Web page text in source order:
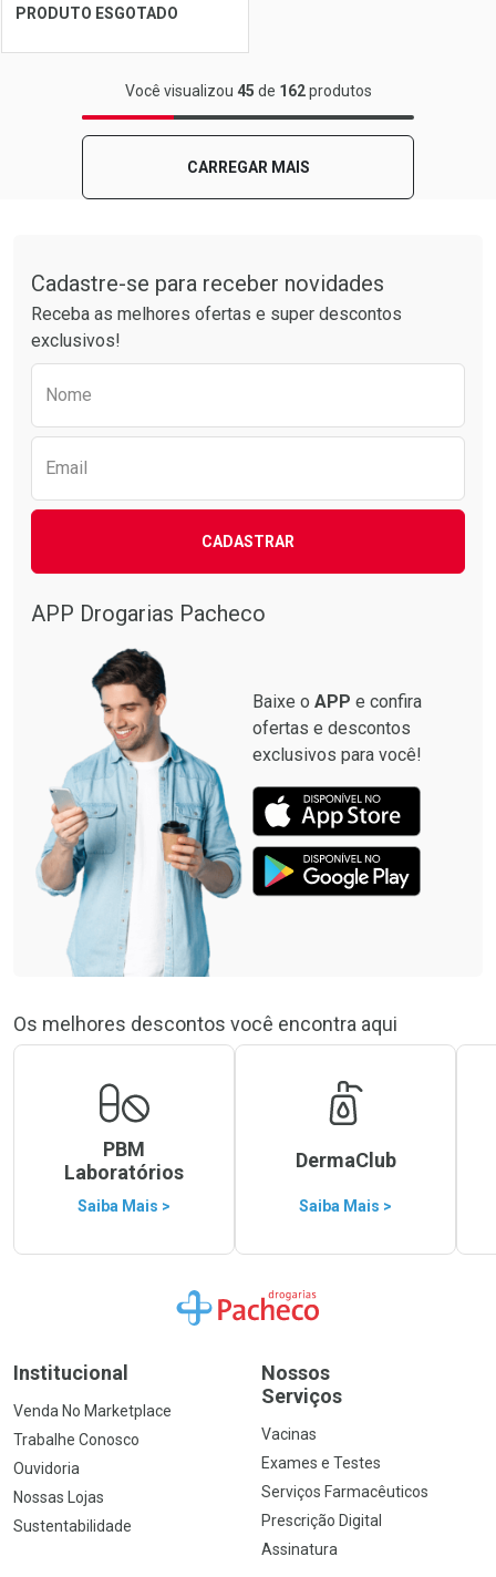
Ver Desconto Convênio
PRODUTO ESGOTADO
FECHAR
Laboratório
Ver Desconto Convênio
FECHAR
Por Menos
Você visualizou 45 de 162produtos
CARREGAR MAIS
Cadastre-se para receber novidades
Receba as melhores ofertas e super descontos
exclusivos!
Nome
Email
CADASTRAR
APP Drogarias Pacheco
Baixe o APP e confira
ofertas e descontos
exclusivos para você!
Os melhores descontos você encontra aqui
PBM
Laboratórios
Saiba Mais >
DermaClub
Saiba Mais >
Ir para a Home
Institucional
Venda No Marketplace
Trabalhe Conosco
Ouvidoria
Nossas Lojas
Sustentabilidade
Nossos
Serviços
Vacinas
Exames e Testes
Serviços Farmacêuticos
Prescrição Digital
Assinatura